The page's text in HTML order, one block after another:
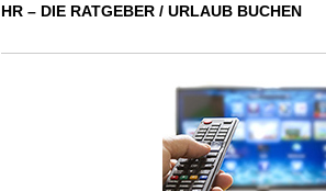
HR – DIE RATGEBER / URLAUB BUCHEN